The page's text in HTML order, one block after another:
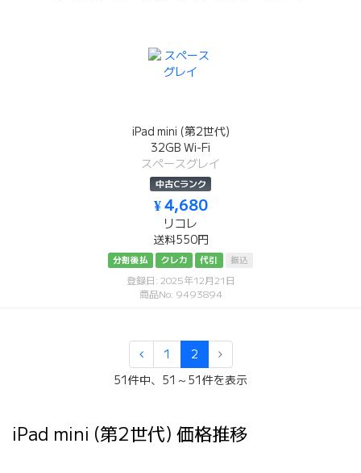
iPad mini (第2世代)
32GB Wi-Fi
スペースグレイ
中古Cランク
¥ 4,680
リコレ
送料550円
分割後払 クレカ 代引 振込
登録日: 2025年12月21日
商品No: 9493894
1
2
51件中、51～51件を表示
iPad mini (第2世代) 価格推移